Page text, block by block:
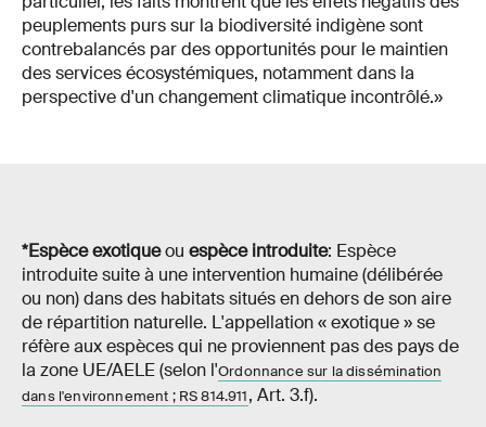
peuplements purs sur la biodiversité indigène sont
contrebalancés par des opportunités pour le maintien
des services écosystémiques, notamment dans la
perspective d'un changement climatique incontrôlé.»
*Espèce exotiqueou espèce introduite: Espèce
introduite suite à une intervention humaine (délibérée
ou non) dans des habitats situés en dehors de son aire
de répartition naturelle. L'appellation « exotique » se
réfère aux espèces qui ne proviennent pas des pays de
la zone UE/AELE (selon l'Ordonnance sur la dissémination
dans l'environnement ; RS 814.911, Art. 3.f).